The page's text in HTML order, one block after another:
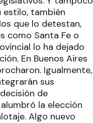
estilo, también
que lo detestan,
como Santa Fe o
lo ha dejado
En Buenos Aires
Igualmente,
sus
de
la elección
Algo nuevo